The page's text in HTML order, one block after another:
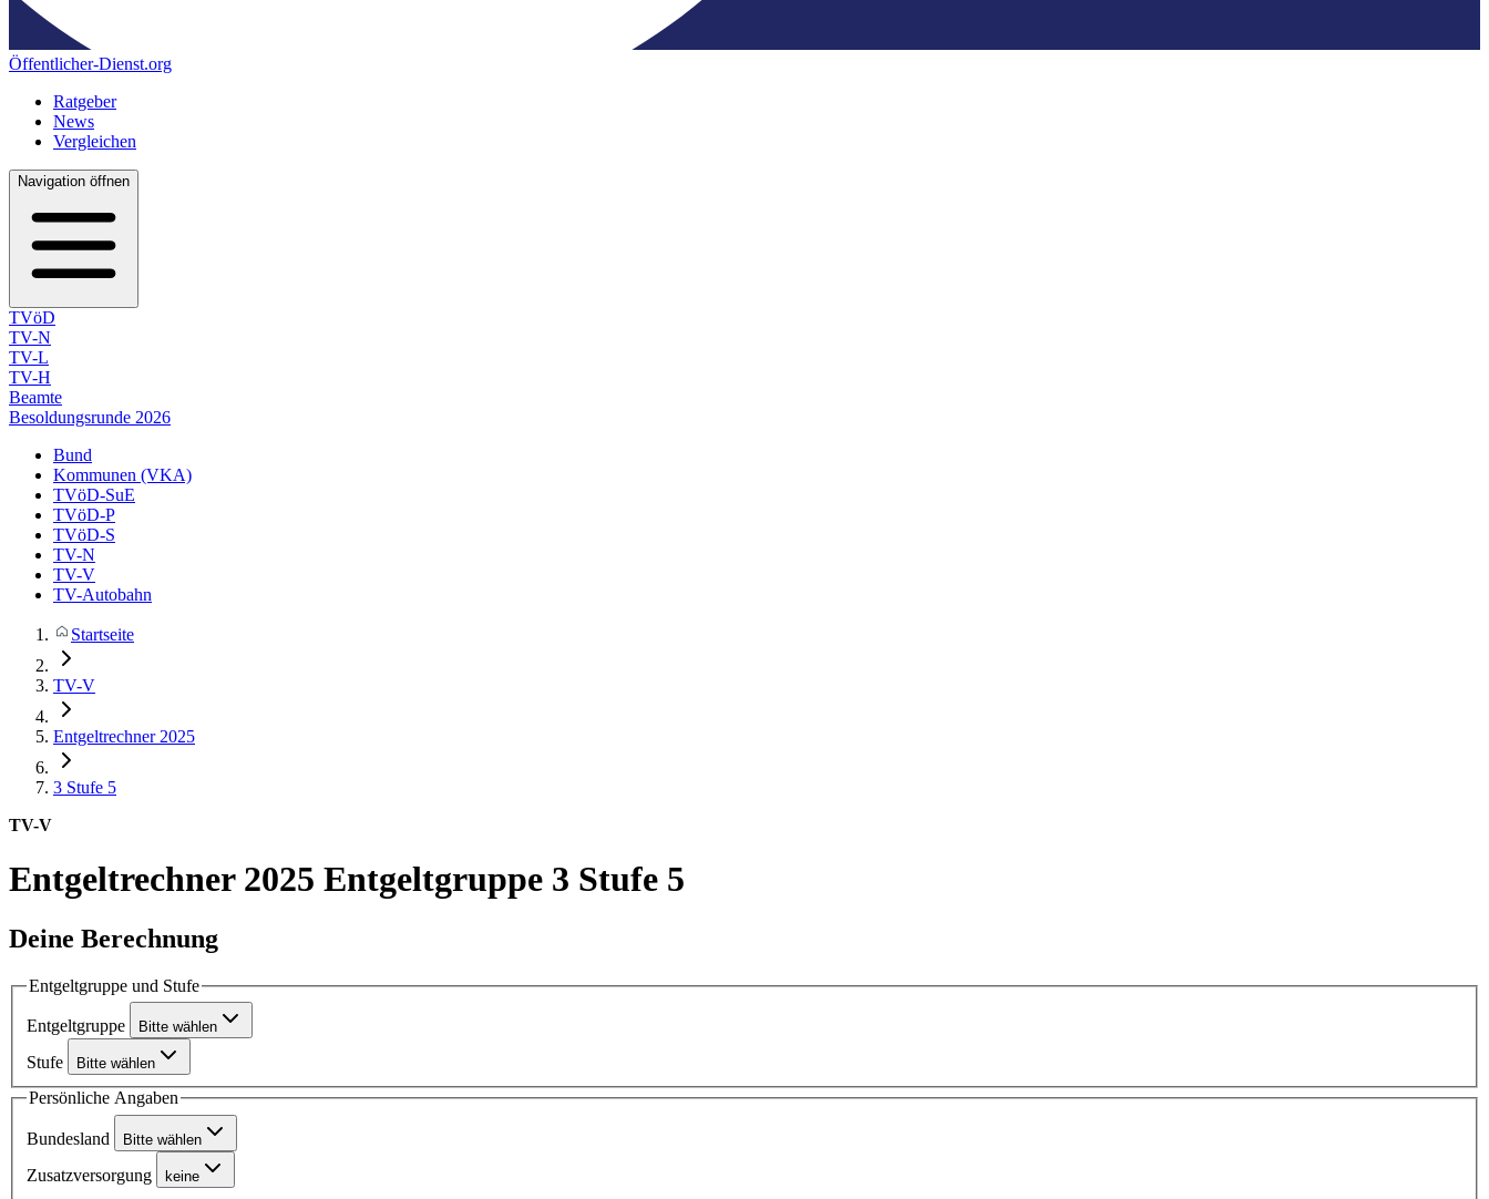
Öffentlicher-Dienst.org
Ratgeber
News
Vergleichen
Navigation öffnen
TVöD
TV-N
TV-L
TV-H
Beamte
Besoldungsrunde 2026
Bund
Kommunen (VKA)
TVöD-SuE
TVöD-P
TVöD-S
TV-N
TV-V
TV-Autobahn
Startseite
TV-V
Entgeltrechner 2025
3 Stufe 5
TV-V
Entgeltrechner 2025 Entgeltgruppe 3 Stufe 5
Deine Berechnung
Entgeltgruppe und Stufe
Entgeltgruppe Bitte wählen
Stufe Bitte wählen
Persönliche Angaben
Bundesland Bitte wählen
Zusatzversorgung keine